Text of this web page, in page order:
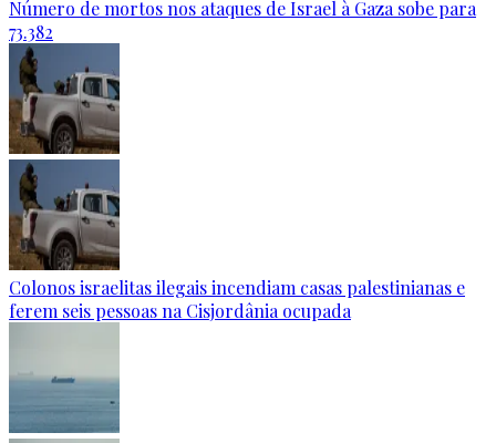
Número de mortos nos ataques de Israel à Gaza sobe para
73.382
Colonos israelitas ilegais incendiam casas palestinianas e
ferem seis pessoas na Cisjordânia ocupada